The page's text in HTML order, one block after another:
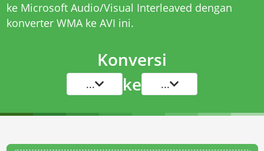
ke Microsoft Audio/Visual Interleaved dengan
konverter WMA ke AVI ini.
Konversi
... ke ...